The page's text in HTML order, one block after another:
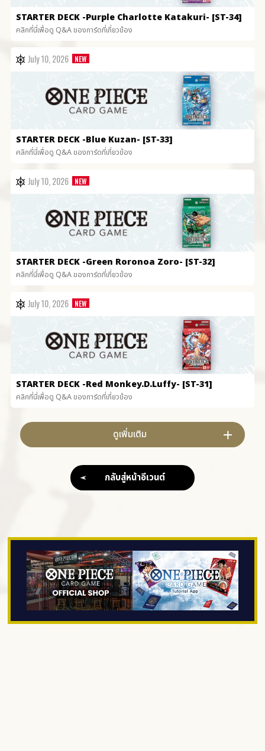
STARTER DECK -Purple Charlotte Katakuri- [ST-34]
คลิกที่นี่เพื่อดู Q&A ของการ์ดที่เกี่ยวข้อง
July 10, 2026
STARTER DECK -Blue Kuzan- [ST-33]
คลิกที่นี่เพื่อดู Q&A ของการ์ดที่เกี่ยวข้อง
July 10, 2026
STARTER DECK -Green Roronoa Zoro- [ST-32]
คลิกที่นี่เพื่อดู Q&A ของการ์ดที่เกี่ยวข้อง
July 10, 2026
STARTER DECK -Red Monkey.D.Luffy- [ST-31]
คลิกที่นี่เพื่อดู Q&A ของการ์ดที่เกี่ยวข้อง
ดูเพิ่มเติม
กลับสู่หน้าอีเวนต์